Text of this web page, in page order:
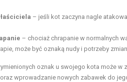
– jeśli kot zaczyna nagle
– chociaż chrapanie w normalnych
może być oznaką nudy i potrzeby
oznak u swojego kota może
wprowadzanie nowych zabawek do